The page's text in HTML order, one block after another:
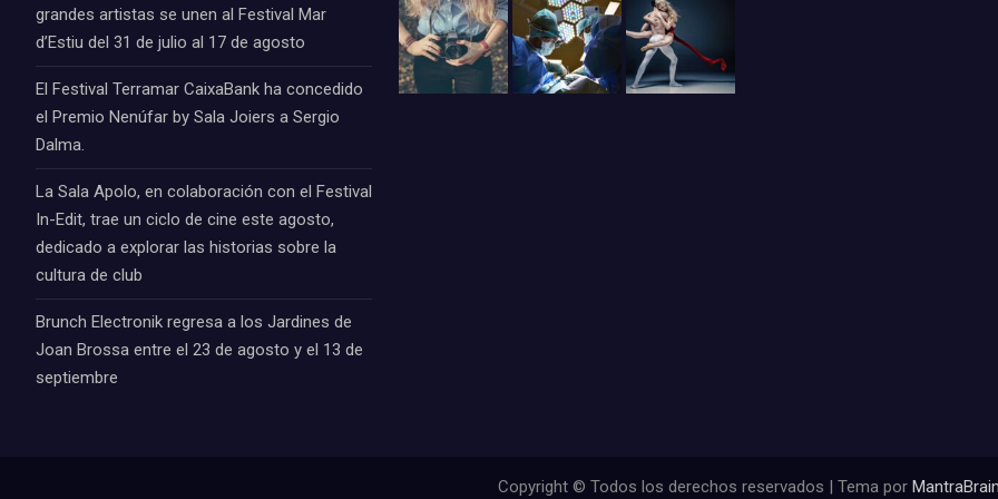
grandes artistas se unen al Festival Mar
d’Estiu del 31 de julio al 17 de agosto
El Festival Terramar CaixaBank ha concedido
el Premio Nenúfar by Sala Joiers a Sergio
Dalma.
La Sala Apolo, en colaboración con el Festival
In-Edit, trae un ciclo de cine este agosto,
dedicado a explorar las historias sobre la
cultura de club
Brunch Electronik regresa a los Jardines de
Joan Brossa entre el 23 de agosto y el 13 de
septiembre
Copyright © Todos los derechos reservados | Tema por